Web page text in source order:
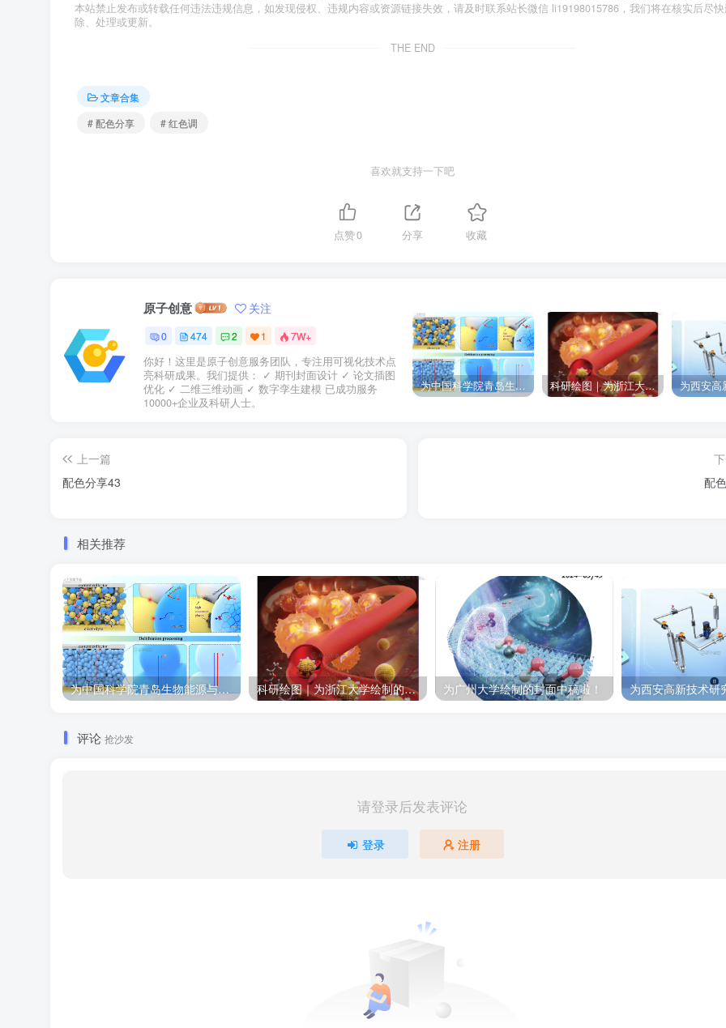
本站禁止发布或转载任何违法违规信息，如发现侵权、违规内容或资源链接失效，请及时联系站长微信 li19198015786，我们将在核实后尽快
除、处理或更新。
THE END
文章合集
# 配色分享
# 红色调
喜欢就支持一下吧
点赞0 分享 收藏
原子创意 关注
0 474 2 1 7W+
你好！这里是原子创意服务团队，专注用可视化技术点
亮科研成果。我们提供： ✓ 期刊封面设计 ✓ 论文插图
优化 ✓ 二维三维动画 ✓ 数字孪生建模 已成功服务
10000+企业及科研人士。
为中国科学院青岛生物能源与过程研究所绘制的插图作品 科研绘图｜为浙江大学绘制的封面中稿啦！
上一篇
配色分享43
配
相关推荐
为中国科学院青岛生物能源与过程研究所绘制的插图作品 科研绘图｜为浙江大学绘制的封面中稿啦！ 为广州大学绘制的封面中稿啦！
评论 抢沙发
请登录后发表评论
登录 注册